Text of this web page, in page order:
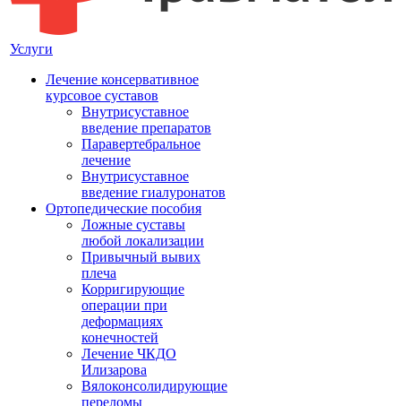
Услуги
Лечение консервативное
курсовое суставов
Внутрисуставное
введение препаратов
Паравертебральное
лечение
Внутрисуставное
введение гиалуронатов
Ортопедические пособия
Ложные суставы
любой локализации
Привычный вывих
плеча
Корригирующие
операции при
деформациях
конечностей
Лечение ЧКДО
Илизарова
Вялоконсолидирующие
переломы